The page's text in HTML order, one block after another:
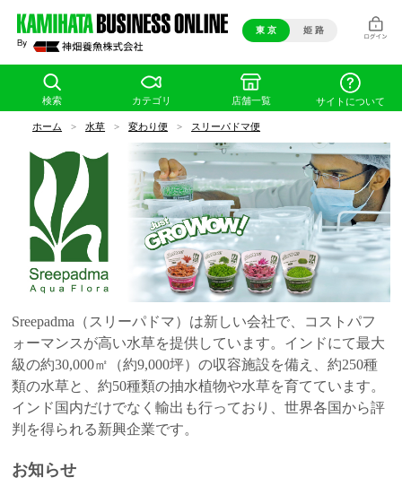
東 京 姫 路
検索 カテゴリ 店舗一覧 サイトについて
ホーム > 水草 > 変わり便 > スリーパドマ便
Sreepadma（スリーパドマ）は新しい会社で、コストパフ
ォーマンスが高い水草を提供しています。インドにて最大
級の約30,000㎡（約9,000坪）の収容施設を備え、約250種
類の水草と、約50種類の抽水植物や水草を育てています。
インド国内だけでなく輸出も行っており、世界各国から評
判を得られる新興企業です。
お知らせ